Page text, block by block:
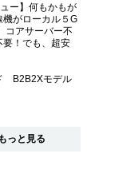
ー】何もかもが
がローカル５G
コアサーバー不
要！でも、超安
B2B2Xモデル
っと見る